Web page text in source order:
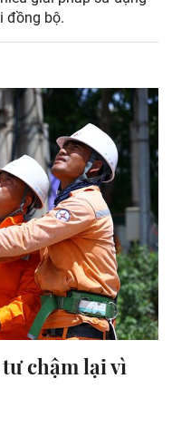
đồng bộ.
chậm lại vì